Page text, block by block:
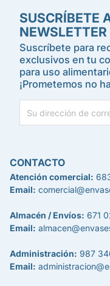
SUSCRÍBETE
NEWSLETTER
Suscríbete para
exclusivos en tu
para uso
¡Prometemos no
CONTACTO
Atención comercial:
Email:
Almacén / Envíos: 671
Email:
Administración: 987
Email: